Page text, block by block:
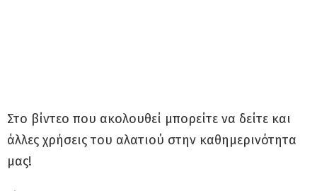
Στο βίντεο που ακολουθεί μπορείτε να δείτε και
άλλες χρήσεις του αλατιού στην καθημερινότητα
μας!